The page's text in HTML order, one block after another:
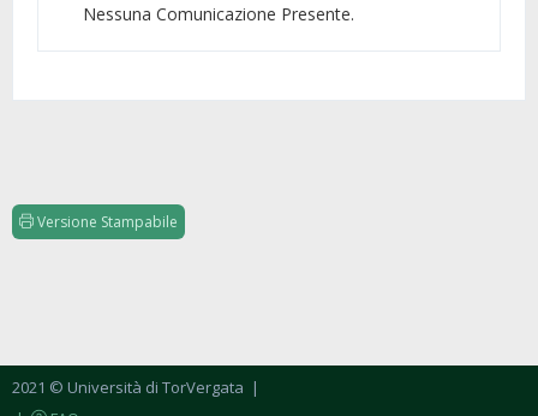
Nessuna Comunicazione Presente.
Versione Stampabile
2021 © Università di TorVergata |